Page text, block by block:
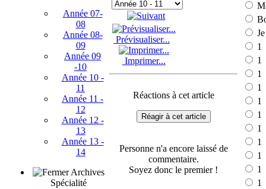
Année 07-
08
Année 08-
09
Année 09
-10
Année 10 -
11
Année 11 -
12
Année 12 -
13
Année 13 -
14
Archives
Spécialité
Prévisualiser...
Imprimer...
Réactions à cet article
Réagir à cet article
Personne n'a encore laissé de
commentaire.
Soyez donc le premier !
1
1
1
1
1
1
1
1
1
1
1